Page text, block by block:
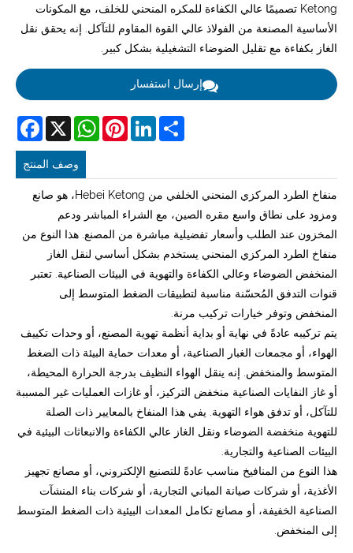
Ketong تصميمًا عالي الكفاءة للمكره المنحني للخلف، مع المكونات
الأساسية المصنعة من الفولاذ عالي القوة المقاوم للتآكل. إنه يحقق نقل
الغاز بكفاءة مع تقليل الضوضاء التشغيلية بشكل كبير.
إرسال استفسار
X
WhatsAppPinterestLinkedInShare
وصف المنتج
منفاخ الطرد المركزي المنحني الخلفي من Hebei Ketong، هو صانع
ومزود على نطاق واسع مقره الصين، مع الشراء المباشر ودعم
المخزون عند الطلب وأسعار تفضيلية مباشرة من المصنع. هذا النوع من
منفاخ الطرد المركزي المنحني يستخدم بشكل أساسي لنقل الغاز
المنخفض الضوضاء وعالي الكفاءة والتهوية في البيئات الصناعية. تعتبر
قنوات التدفق المُحسّنة مناسبة لتطبيقات الضغط المتوسط ​​إلى
المنخفض وتوفر خيارات تركيب مرنة.
يتم تركيبه عادةً في نهاية أو بداية أنظمة تهوية المصنع، أو وحدات تكييف
الهواء، أو مجمعات الغبار الصناعية، أو معدات حماية البيئة ذات الضغط
المتوسط ​​والمنخفض. إنه ينقل الهواء النظيف بدرجة الحرارة المحيطة،
أو غاز النفايات الصناعية منخفض التركيز، أو غازات العمليات غير المسببة
للتآكل، أو تدفق هواء التهوية. يفي هذا المنفاخ بالمعايير ذات الصلة
للتهوية منخفضة الضوضاء ونقل الغاز عالي الكفاءة والانبعاثات البيئية في
البيئات الصناعية والتجارية.
هذا النوع من المنافيخ مناسب عادةً للتصنيع الإلكتروني، أو مصانع تجهيز
الأغذية، أو شركات صيانة المباني التجارية، أو شركات بناء المنشآت
الصناعية الخفيفة، أو مصانع تكامل المعدات البيئية ذات الضغط المتوسط
​​إلى المنخفض.